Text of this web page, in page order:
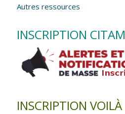
Autres ressources
INSCRIPTION CITAM
INSCRIPTION VOILÀ